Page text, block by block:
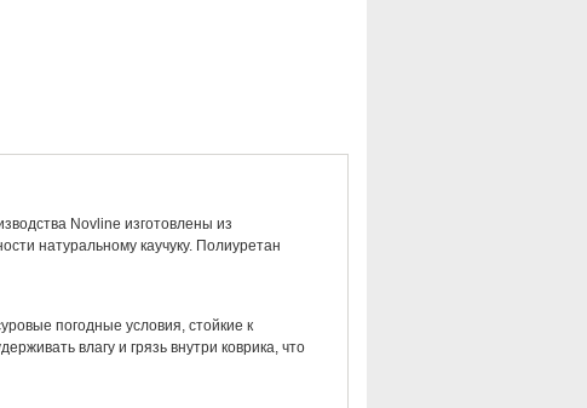
Novline изготовлены из
натуральному каучуку. Полиуретан
погодные условия, стойкие к
влагу и грязь внутри коврика, что